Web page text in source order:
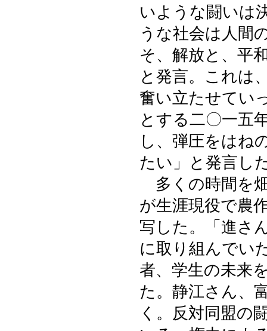
いような闘いは
うな社会は人間
そ、解放と、平
と発言。これは
奮い立たせてい
とする二〇一五
し、弾圧をはね
たい」と発言し
多くの時間を
が生涯現役で農
写した。「進さ
に取り組んでい
者、学生の未来
た。静江さん、
く。反対同盟の